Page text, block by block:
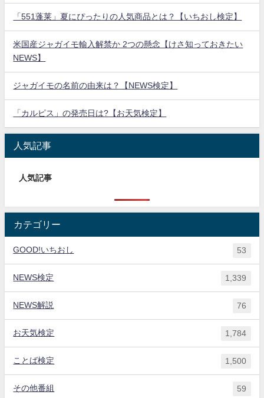
「551蓬莱」夏にぴったりの人気商品とは？【いちおし検定】
米国産ジャガイモ輸入解禁か 2つの懸念【けさ知っておきたい
NEWS】
ジャガイモの名前の由来は？【NEWS検定】
「カルピス」の発売日は?【お天気検定】
人気記事
人気記事
カテゴリー
GOOD!いちおし 53
NEWS検定 1,339
NEWS解説 76
お天気検定 1,784
ことば検定 1,500
その他番組 59